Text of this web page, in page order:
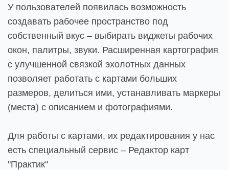
У пользователей появилась возможность
создавать рабочее пространство под
собственный вкус – выбирать виджеты рабочих
окон, палитры, звуки. Расширенная картография
с улучшенной связкой эхолотных данных
позволяет работать с картами больших
размеров, делиться ими, устанавливать маркеры
(места) с описанием и фотографиями.
Для работы с картами, их редактирования у нас
есть специальный сервис – Редактор карт
"Практик"